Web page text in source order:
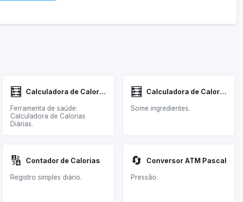
🧮 Calculadora de Calorias Diárias
Ferramenta de saúde:
Calculadora de Calorias
Diárias.
🧮 Calculadora de Calorias Receita
Some ingredientes.
🔢 Contador de Calorias
Registro simples diário.
🔄 Conversor ATM Pascal
Pressão.